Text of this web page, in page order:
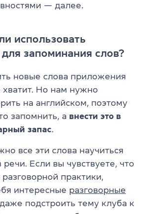
— далее.
использовать
запоминания слов?
новые слова приложения
хватит. Но нам нужно
на английском, поэтому
запомнить, а внести это в
запас.
все эти слова научиться
речи. Если вы чувствуете, что
практики,
интересные разговорные
подстроить тему клуба к